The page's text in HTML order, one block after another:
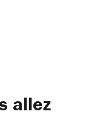
allez